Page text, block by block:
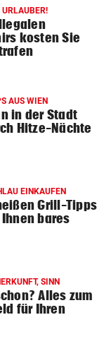
URLAUBER!
kosten Sie
AUS WIEN
in der Stadt
Hitze-Nächte
EINKAUFEN
Grill-Tipps
bares
SINN
Alles zum
für Ihren